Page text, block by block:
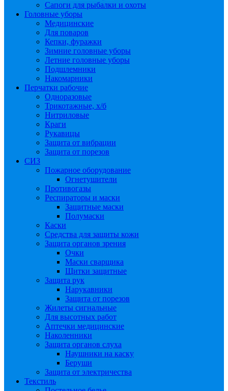
Сапоги для рыбалки и охоты
Головные уборы
Медицинские
Для поваров
Кепки, фуражки
Зимние головные уборы
Летние головные уборы
Подшлемники
Накомарники
Перчатки рабочие
Одноразовые
Трикотажные, х/б
Нитриловые
Краги
Рукавицы
Защита от вибрации
Защита от порезов
СИЗ
Пожарное оборудование
Огнетушители
Противогазы
Респираторы и маски
Защитные маски
Полумаски
Каски
Средства для защиты кожи
Защита органов зрения
Очки
Маски сварщика
Щитки защитные
Защита рук
Нарукавники
Защита от порезов
Жилеты сигнальные
Для высотных работ
Аптечки медицинские
Наколенники
Защита органов слуха
Наушники на каску
Беруши
Защита от электричества
Текстиль